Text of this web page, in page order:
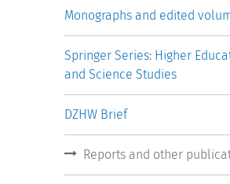
Monographs and edited
Springer Series: Higher
and Science Studies
DZHW Brief
Reports and other